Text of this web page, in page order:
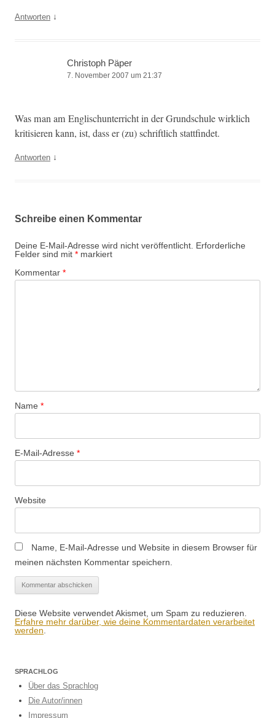
Antworten ↓
Christoph Päper
7. November 2007 um 21:37
Was man am Englis­chunter­richt in der Grund­schule wirk­lich
kri­tisieren kann, ist, dass er (zu) schriftlich stattfindet.
Antworten ↓
Schreibe einen Kommentar
Deine E-Mail-Adresse wird nicht veröffentlicht. Erforderliche
Felder sind mit * markiert
Kommentar *
Name *
E-Mail-Adresse *
Website
Name, E-Mail-Adresse und Website in diesem Browser für
meinen nächsten Kommentar speichern.
Diese Website verwendet Akismet, um Spam zu reduzieren.
Erfahre mehr darüber, wie deine Kommentardaten verarbeitet
werden
SPRACHLOG
Über das Sprachlog
Die Autor/innen
Impressum